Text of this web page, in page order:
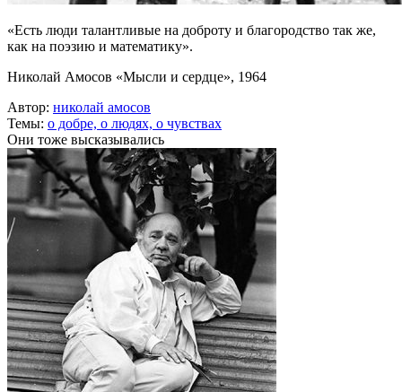
«Есть люди талантливые на доброту и благородство так же,
как на поэзию и математику».
Николай Амосов «Мысли и сердце», 1964
Автор: николай амосов
Темы: о добре, о людях, о чувствах
Они тоже высказывались